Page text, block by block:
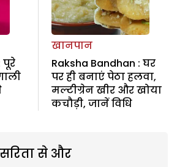
पूरे
खानपान
Raksha Bandhan : घर
पर ही बनाएं पेठा हलवा,
मल्टीग्रेन खीर और खोया
कचौड़ी, जानें विधि
सरिता से और